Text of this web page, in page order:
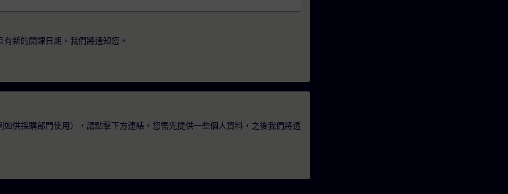
新的開課日期，我們將通知您。
供採購部門使用），請點擊下方連結。您需先提供一些個人資料，之後我們將透